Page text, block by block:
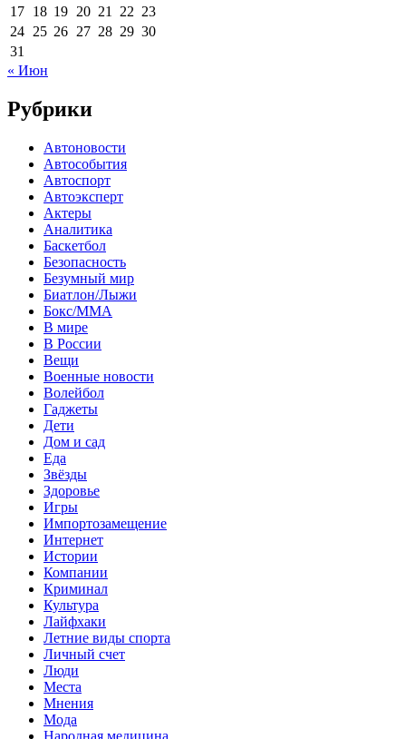
17 18 19 20 21 22 23
24 25 26 27 28 29 30
31
« Июн
Рубрики
Автоновости
Автособытия
Автоспорт
Автоэксперт
Актеры
Аналитика
Баскетбол
Безопасность
Безумный мир
Биатлон/Лыжи
Бокс/MMA
В мире
В России
Вещи
Военные новости
Волейбол
Гаджеты
Дети
Дом и сад
Еда
Звёзды
Здоровье
Игры
Импортозамещение
Интернет
Истории
Компании
Криминал
Культура
Лайфхаки
Летние виды спорта
Личный счет
Люди
Места
Мнения
Мода
Народная медицина